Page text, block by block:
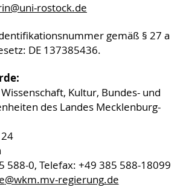
@uni-rostock.de
gemäß § 27 a
DE 137385436.
Kultur, Bundes- und
des Landes Mecklenburg-
588-0, Telefax: +49 385 588-18099
@wkm.mv-regierung.de